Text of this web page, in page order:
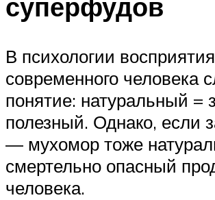
В психологии восприятия
современного человека
понятие: натуральный =
полезный. Однако, если
— мухомор тоже
смертельно опасный
человека.